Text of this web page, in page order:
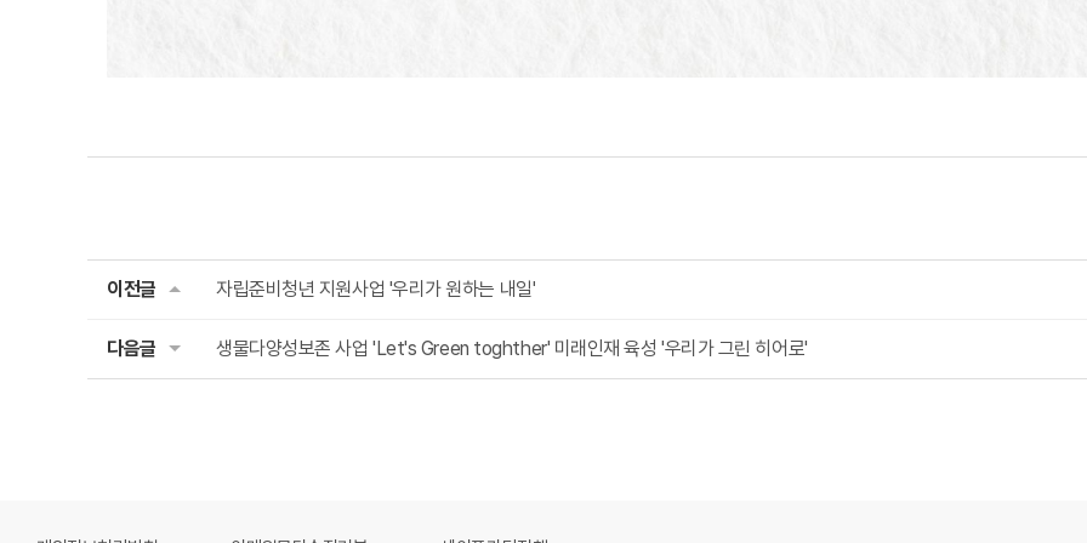
이전글 자립준비청년 지원사업 '우리가 원하는 내일'
다음글 생물다양성보존 사업 'Let's Green toghther' 미래인재 육성 '우리가 그린 히어로'